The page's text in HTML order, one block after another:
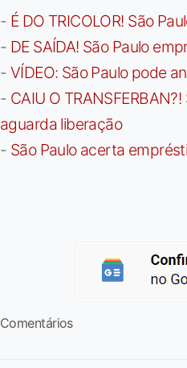
- É DO TRICOLOR! São
- DE SAÍDA! São Paulo
- VÍDEO: São Paulo pode
- CAIU O
aguarda liberação
- São Paulo acerta
Comentários